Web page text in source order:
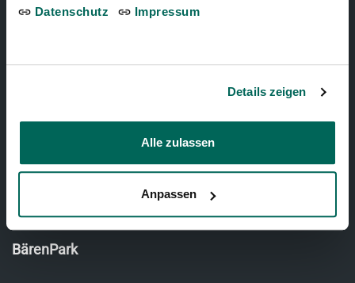
Datenschutz Impressum
Details zeigen
Alle zulassen
Anpassen
+41 31 321 15 15
Zum Dählhölzli
BärenPark